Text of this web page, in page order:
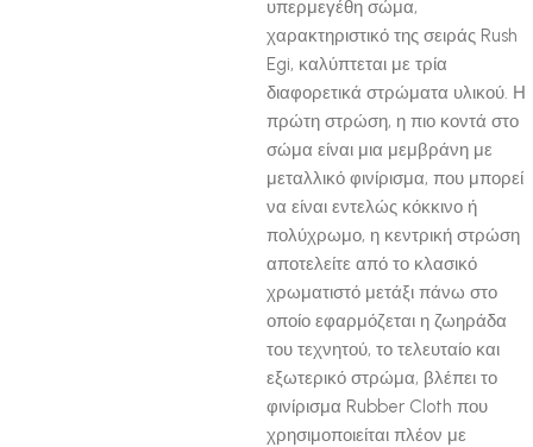
υπερμεγέθη σώμα,
χαρακτηριστικό της σειράς Rush
Egi, καλύπτεται με τρία
διαφορετικά στρώματα υλικού. Η
πρώτη στρώση, η πιο κοντά στο
σώμα είναι μια μεμβράνη με
μεταλλικό φινίρισμα, που μπορεί
να είναι εντελώς κόκκινο ή
πολύχρωμο, η κεντρική στρώση
αποτελείτε από το κλασικό
χρωματιστό μετάξι πάνω στο
οποίο εφαρμόζεται η ζωηράδα
του τεχνητού, το τελευταίο και
εξωτερικό στρώμα, βλέπει το
φινίρισμα Rubber Cloth που
χρησιμοποιείται πλέον με